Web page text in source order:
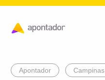
Apontador Campinas